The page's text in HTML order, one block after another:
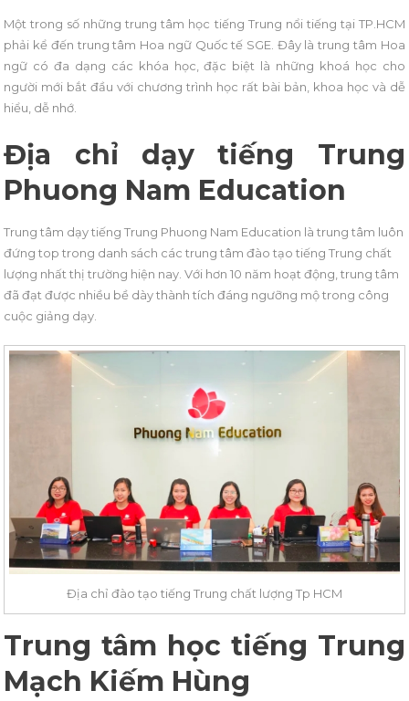
Một trong số những trung tâm học tiếng Trung nổi tiếng tại TP.HCM
phải kể đến trung tâm Hoa ngữ Quốc tế SGE. Đây là trung tâm Hoa
ngữ có đa dạng các khóa học, đặc biệt là những khoá học cho
người mới bắt đầu với chương trình học rất bài bản, khoa học và dễ
hiểu, dễ nhớ.
Địa chỉ dạy tiếng Trung
Phuong Nam Education
Trung tâm dạy tiếng Trung Phuong Nam Education là trung tâm luôn
đứng top trong danh sách các trung tâm đào tạo tiếng Trung chất
lượng nhất thị trường hiện nay. Với hơn 10 năm hoạt động, trung tâm
đã đạt được nhiều bề dày thành tích đáng ngưỡng mộ trong công
cuộc giảng dạy.
Địa chỉ đào tạo tiếng Trung chất lượng Tp HCM
Trung tâm học tiếng Trung
Mạch Kiếm Hùng